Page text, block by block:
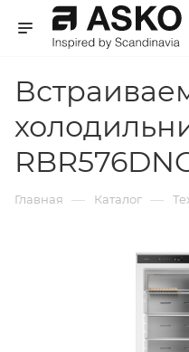
Главная — Каталог —